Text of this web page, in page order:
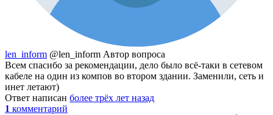
len_inform @len_inform Автор вопроса
Всем спасибо за рекомендации, дело было всё-таки в сетевом
кабеле на один из компов во втором здании. Заменили, сеть и
инет летают)
Ответ написан более трёх лет назад
1 комментарий